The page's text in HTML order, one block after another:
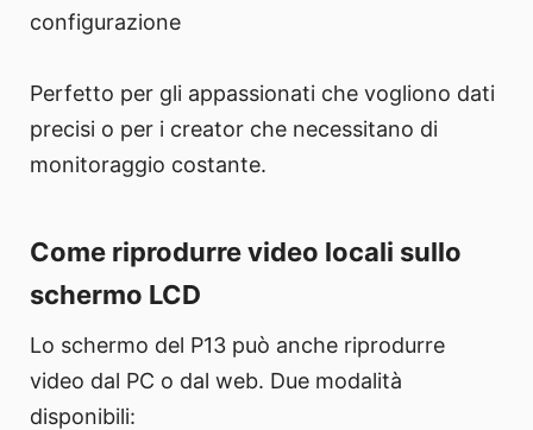
configurazione
Perfetto per gli appassionati che vogliono dati
precisi o per i creator che necessitano di
monitoraggio costante.
Come riprodurre video locali sullo
schermo LCD
Lo schermo del P13 può anche riprodurre
video dal PC o dal web. Due modalità
disponibili: